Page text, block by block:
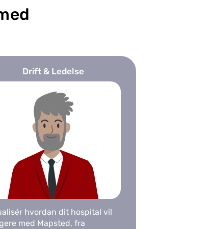
Drift & Ledelse
hvordan dit hospital vil
med Mapsted, fra